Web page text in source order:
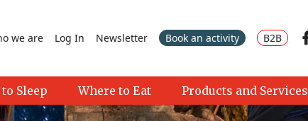
we are Log In Newsletter Book an activity B2B
Sleep Where to Eat Products and Services